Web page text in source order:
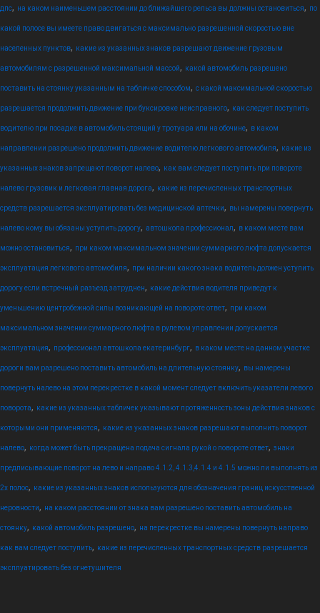
дпс, на каком наименьшем расстоянии до ближайшего рельса вы должны остановиться, по
какой полосе вы имеете право двигаться с максимально разрешенной скоростью вне
населенных пунктов, какие из указанных знаков разрешают движение грузовым
автомобилям с разрешенной максимальной массой, какой автомобиль разрешено
поставить на стоянку указанным на табличке способом, с какой максимальной скоростью
разрешается продолжить движение при буксировке неисправного, как следует поступить
водителю при посадке в автомобиль стоящий у тротуара или на обочине, в каком
направлении разрешено продолжить движение водителю легкового автомобиля, какие из
указанных знаков запрещают поворот налево, как вам следует поступить при повороте
налево грузовик и легковая главная дорога, какие из перечисленных транспортных
средств разрешается эксплуатировать без медицинской аптечки, вы намерены повернуть
налево кому вы обязаны уступить дорогу, автошкола профессионал, в каком месте вам
можно остановиться, при каком максимальном значении суммарного люфта допускается
эксплуатация легкового автомобиля, при наличии какого знака водитель должен уступить
дорогу если встречный разъезд затруднен, какие действия водителя приведут к
уменьшению центробежной силы возникающей на повороте ответ, при каком
максимальном значении суммарного люфта в рулевом управлении допускается
эксплуатация, профессионал автошкола екатеринбург, в каком месте на данном участке
дороги вам разрешено поставить автомобиль на длительную стоянку, вы намерены
повернуть налево на этом перекрестке в какой момент следует включить указатели левого
поворота, какие из указанных табличек указывают протяженность зоны действия знаков с
которыми они применяются, какие из указанных знаков разрешают выполнить поворот
налево, когда может быть прекращена подача сигнала рукой о повороте ответ, знаки
предписывающие поворот на лево и направо 4.1.2, 4.1.3,4.1.4 и 4.1.5 можно ли выполнять из
2х полос, какие из указанных знаков используются для обозначения границ искусственной
неровности, на каком расстоянии от знака вам разрешено поставить автомобиль на
стоянку, какой автомобиль разрешено, на перекрестке вы намерены повернуть направо
как вам следует поступить, какие из перечисленных транспортных средств разрешается
эксплуатировать без огнетушителя